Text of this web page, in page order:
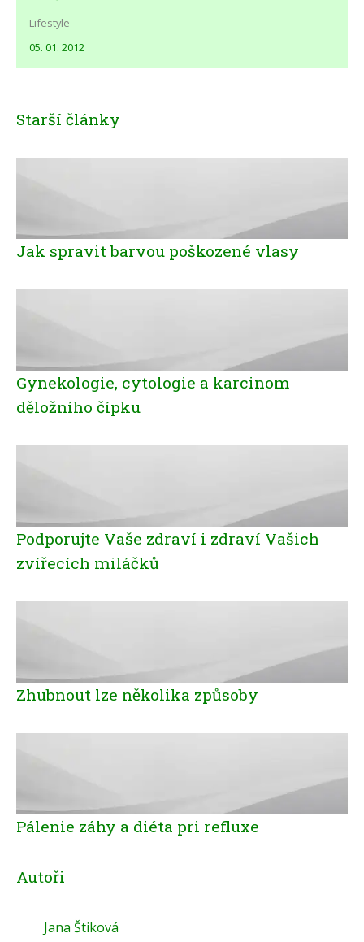
Lifestyle
05. 01. 2012
Starší články
Jak spravit barvou poškozené vlasy
Gynekologie, cytologie a karcinom
děložního čípku
Podporujte Vaše zdraví i zdraví Vašich
zvířecích miláčků
Zhubnout lze několika způsoby
Pálenie záhy a diéta pri refluxe
Autoři
Jana Štiková